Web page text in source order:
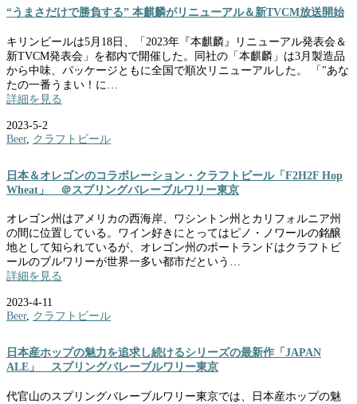
“うまさだけで勝負する” 本麒麟がリニューアル＆新TVCM放送開始
キリンビールは5月18日、「2023年『本麒麟』リニューアル発表会＆
新TVCM発表会」を都内で開催した。同社の「本麒麟」は3月製造品
から中味、パッケージともに全国で順次リニューアルした。 「"あな
たの一番うまい！に…
詳細を見る
2023-5-2
Beer, クラフトビール
日本＆オレゴンのコラボレーション・クラフトビール「F2H2F Hop
Wheat」 ＠スプリングバレーブルワリー東京
オレゴン州はアメリカの西海岸、ワシントン州とカリフォルニア州
の間に位置している。ワイン好きにとってはピノ・ノワールの銘醸
地として知られているが、オレゴン州のポートランドはクラフトビ
ールのブルワリーが世界一多い都市だという…
詳細を見る
2023-4-11
Beer, クラフトビール
日本産ホップの魅力を追求し続けるシリーズの最新作「JAPAN
ALE」 スプリングバレーブルワリー東京
代官山のスプリングバレーブルワリー東京では、日本産ホップの魅